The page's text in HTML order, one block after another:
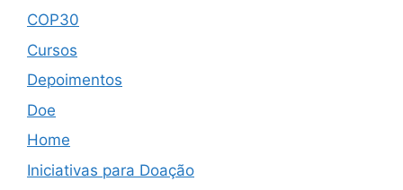
COP30
Cursos
Depoimentos
Doe
Home
Iniciativas para Doação